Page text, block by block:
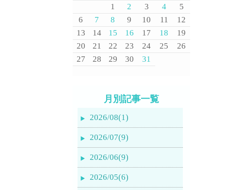
1
2 3 4
5
6
7 8 9 10 11
12
13
14 15 16 17 18
19
20
21 22 23 24 25
26
27
28 29 30 31
月別記事一覧
2026/08(1)
2026/07(9)
2026/06(9)
2026/05(6)